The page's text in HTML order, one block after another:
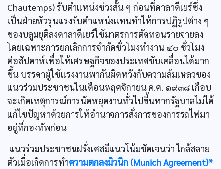
Chautemps) รับตำแหน่งช่วงสั้น ๆ ก่อนที่ดาลาดีเยร์ซึ่ง
เป็นฝ่ายหัวรุนแรงรับตำแหน่งแทนทำให้การปฏิรูปต่าง ๆ
ของบลูมยุติลงดาลาดีเยร์ใช้มาตรการตัดทอนรายจ่ายลง
โดยเฉพาะการยกเลิกการจำกัดชั่วโมงทำงาน ๔๐ ชั่วโมง
ต่อสัปดาห์เพื่อให้เศรษฐกิจของประเทศขับเคลื่อนได้มาก
ขึ้น บรรดาผู้ใช้แรงงานพากันผิดหวังกับความล้มเหลวของ
แนวร่วมประชาชนในเดือนพฤศจิกายน ค.ศ. ๑๙๓๘ เกือบ
จะเกิดเหตุการณ์การนัดหยุดงานทั่วไปขึ้นหากรัฐบาลไม่ได้
แก้ไขปัญหาด้วยการให้อำนาจการสั่งการของการรถไฟมา
อยู่ที่กองทัพก่อน
แนวร่วมประชาชนฝรั่งเศสมีแนวโน้มชัดเจนว่า ใกล้สลาย
ตัวเมื่อเกิดการทำความตกลงมิวนิก (Munich Agreement)*